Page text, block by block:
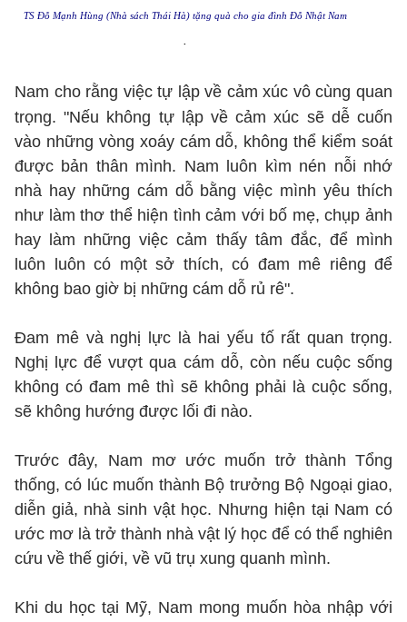
TS Đỗ Mạnh Hùng (Nhà sách Thái Hà) tặng quà cho gia đình Đỗ Nhật Nam
Nam cho rằng việc tự lập về cảm xúc vô cùng quan
trọng. "Nếu không tự lập về cảm xúc sẽ dễ cuốn
vào những vòng xoáy cám dỗ, không thể kiểm soát
được bản thân mình. Nam luôn kìm nén nỗi nhớ
nhà hay những cám dỗ bằng việc mình yêu thích
như làm thơ thể hiện tình cảm với bố mẹ, chụp ảnh
hay làm những việc cảm thấy tâm đắc, để mình
luôn luôn có một sở thích, có đam mê riêng để
không bao giờ bị những cám dỗ rủ rê".
Đam mê và nghị lực là hai yếu tố rất quan trọng.
Nghị lực để vượt qua cám dỗ, còn nếu cuộc sống
không có đam mê thì sẽ không phải là cuộc sống,
sẽ không hướng được lối đi nào.
Trước đây, Nam mơ ước muốn trở thành Tổng
thống, có lúc muốn thành Bộ trưởng Bộ Ngoại giao,
diễn giả, nhà sinh vật học. Nhưng hiện tại Nam có
ước mơ là trở thành nhà vật lý học để có thể nghiên
cứu về thế giới, về vũ trụ xung quanh mình.
Khi du học tại Mỹ, Nam mong muốn hòa nhập với